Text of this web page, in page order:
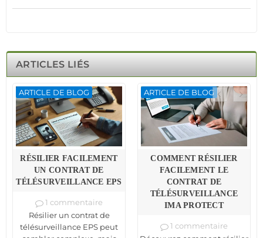
ARTICLES LIÉS
ARTICLE DE BLOG
RÉSILIER FACILEMENT
UN CONTRAT DE
TÉLÉSURVEILLANCE EPS
1 commentaire
Résilier un contrat de
télésurveillance EPS peut
ARTICLE DE BLOG
COMMENT RÉSILIER
FACILEMENT LE
CONTRAT DE
TÉLÉSURVEILLANCE
IMA PROTECT
1 commentaire